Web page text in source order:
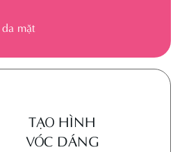
mặt
TẠO HÌNH
VÓC DÁNG